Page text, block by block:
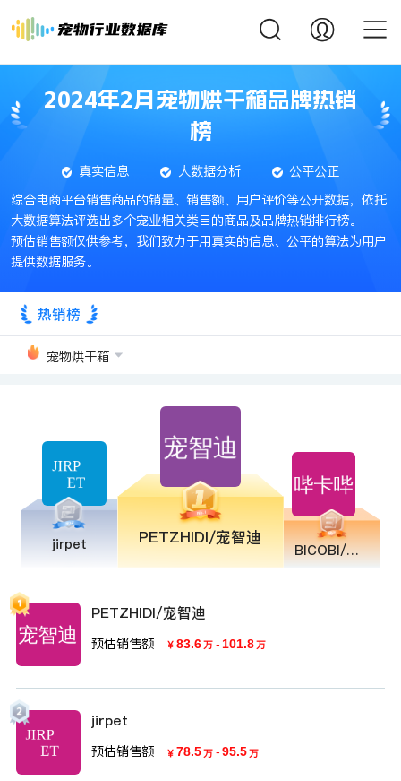
2024年2月宠物烘干箱品牌热销
榜
真实信息 大数据分析
公平公正
综合电商平台销售商品的销量、销售额、用户评价等公开数据，依托
大数据算法评选出多个宠业相关类目的商品及品牌热销排行榜。
预估销售额仅供参考，我们致力于用真实的信息、公平的算法为用户
提供数据服务。
热销榜
宠物烘干箱
jirpet PETZHIDI/宠智迪
BICOBI/哔卡哔
PETZHIDI/宠智迪
预估销售额 ￥ 83.6万 - 101.8万
jirpet
预估销售额 ￥ 78.5万 - 95.5万